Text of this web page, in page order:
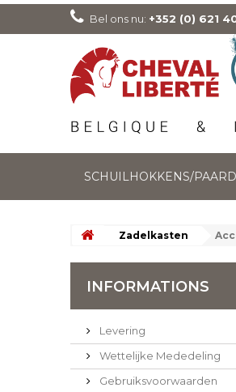
Bel ons nu: +352 (0) 621
SCHUILHOKKENS/
Zadelkasten
INFORMATIONS
Levering
Wettelijke Mededeling
Gebruiksvoorwaarden